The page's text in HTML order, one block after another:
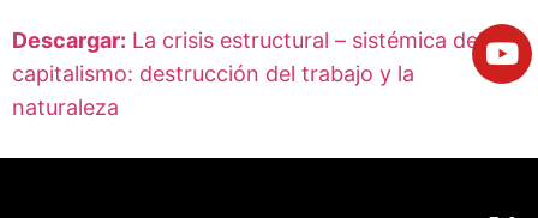
Descargar: La crisis estructural – sistémica del
capitalismo: destrucción del trabajo y la
naturaleza